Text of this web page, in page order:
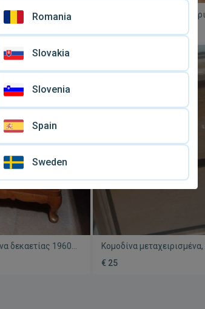
ινδικά
Κομοδίνο αντίκα
δεκαετίας 1960
Κομοδίνα
χρώμα
€ 25
Romania
Slovakia
Slovenia
Spain
Sweden